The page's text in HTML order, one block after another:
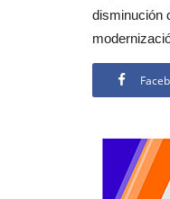
disminución